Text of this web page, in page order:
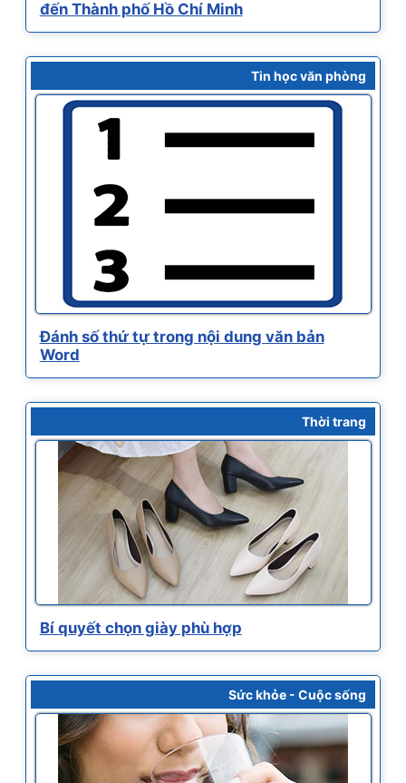
đến Thành phố Hồ Chí Minh
Tin học văn phòng
Đánh số thứ tự trong nội dung văn bản
Word
Thời trang
Bí quyết chọn giày phù hợp
Sức khỏe - Cuộc sống